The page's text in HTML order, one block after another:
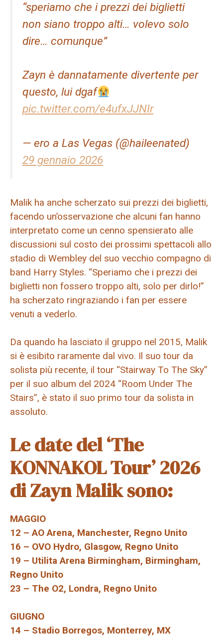
“speriamo che i prezzi dei biglietti
non siano troppo alti… volevo solo
dire… comunque”
Zayn è dannatamente divertente per
questo, lui dgaf
pic.twitter.com/e4ufxJJNIr
— ero a Las Vegas (@haileenated)
29 gennaio 2026
Malik ha anche scherzato sui prezzi dei biglietti,
facendo un’osservazione che alcuni fan hanno
interpretato come un cenno spensierato alle
discussioni sul costo dei prossimi spettacoli allo
stadio di Wembley del suo vecchio compagno di
band Harry Styles. “Speriamo che i prezzi dei
biglietti non fossero troppo alti, solo per dirlo!”
ha scherzato ringraziando i fan per essere
venuti a vederlo.
Da quando ha lasciato il gruppo nel 2015, Malik
si è esibito raramente dal vivo. Il suo tour da
solista più recente, il tour “Stairway To The Sky”
per il suo album del 2024 “Room Under The
Stairs”, è stato il suo primo tour da solista in
assoluto.
Le date del ‘The
KONNAKOL Tour’ 2026
di Zayn Malik sono:
MAGGIO
12 – AO Arena, Manchester, Regno Unito
16 – OVO Hydro, Glasgow, Regno Unito
19 – Utilita Arena Birmingham, Birmingham,
Regno Unito
23 – The O2, Londra, Regno Unito
GIUGNO
14 – Stadio Borregos, Monterrey, MX